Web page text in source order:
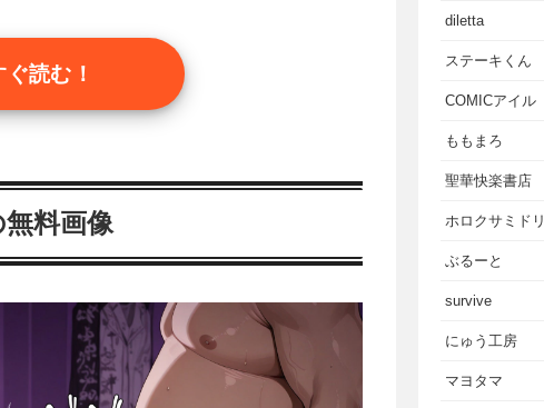
ぐ読む！
料画像
diletta
ステーキくん
COMICアイル
ももまろ
聖華快楽書店
ホロクサミドリ
ぶるーと
survive
にゅう工房
マヨタマ